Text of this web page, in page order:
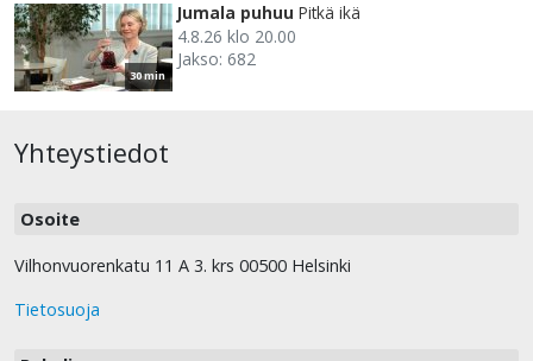
30 min
Jumala puhuu Pitkä ikä
4.8.26 klo 20.00
Jakso: 682
Yhteystiedot
Osoite
Vilhonvuorenkatu 11 A 3. krs 00500 Helsinki
Tietosuoja